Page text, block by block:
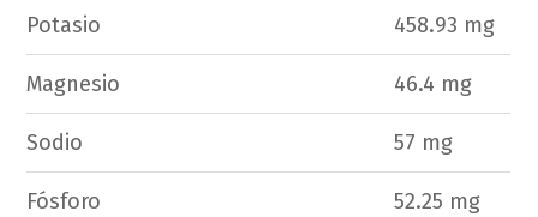
Potasio 458.93 mg
Magnesio 46.4 mg
Sodio 57 mg
Fósforo 52.25 mg